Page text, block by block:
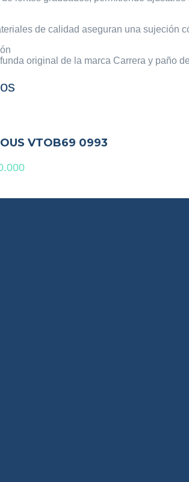
de calidad aseguran una sujeción
original de la marca Carrera y paño
VTOB69 0993